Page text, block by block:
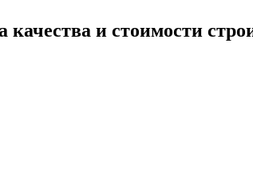
качества и стоимости